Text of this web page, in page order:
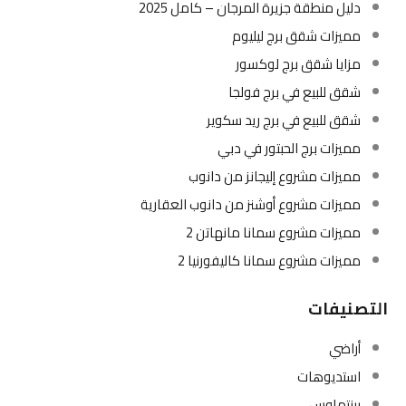
دليل منطقة جزيرة المرجان – كامل 2025
مميزات شقق برج ليليوم
مزايا شقق برج لوكسور
شقق للبيع في برج فولجا
شقق للبيع في برج ريد سكوير
مميزات برج الحبتور في دبي
مميزات مشروع إليجانز من دانوب
مميزات مشروع أوشنز من دانوب العقارية
مميزات مشروع سمانا مانهاتن 2
مميزات مشروع سمانا كاليفورنيا 2
التصنيفات
أراضي
استديوهات